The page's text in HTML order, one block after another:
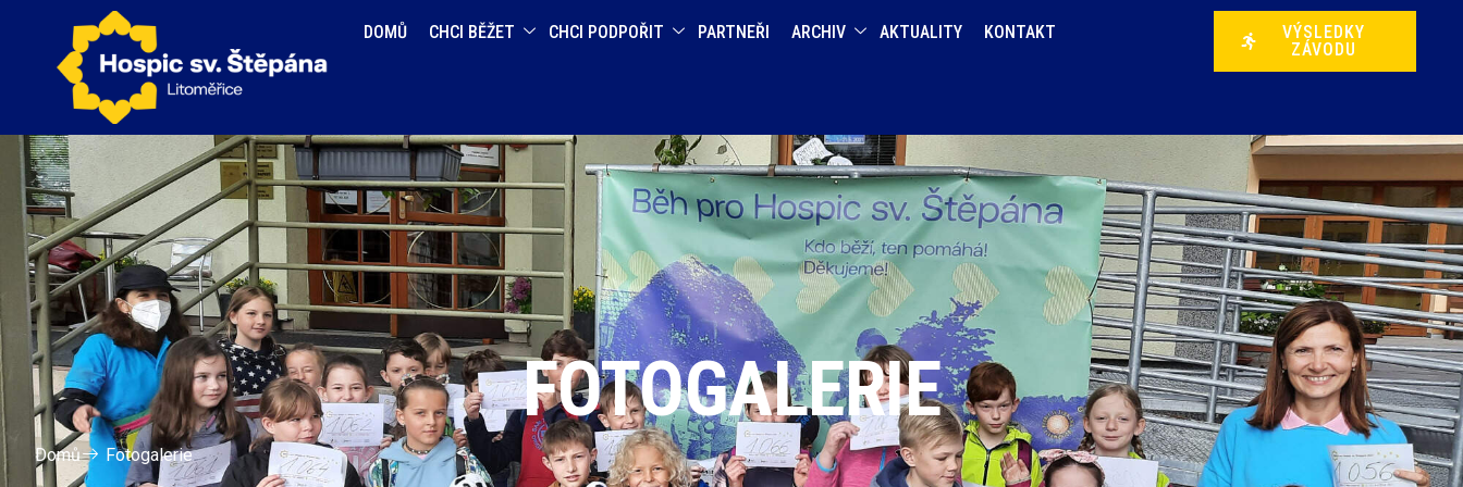
DOMŮ CHCI BĚŽET CHCI PODPOŘIT PARTNEŘI ARCHIV AKTUALITY KONTAKT
VÝSLEDKY
ZÁVODU
FOTOGALERIE
Domů Fotogalerie